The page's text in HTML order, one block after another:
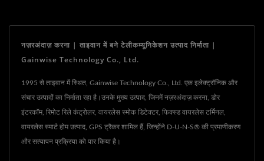
नज़रअंदाज़ करना | ताइवान में बने टेलीकम्यूनिकेशन उत्पाद निर्माता |
Gainwise Technology Co., Ltd.
1995 से ताइवान में स्थित, Gainwise Technology Co., Ltd. एक इलेक्ट्रॉनिक और
संचार उत्पादों का निर्माता रहा है।उनके मुख्य उत्पाद, जिनमें नज़रअंदाज़ करना, डोर
इंटरकॉम, रिमोट रिले कंट्रोलर, वायरलेस स्मोक डिटेक्टर, फिक्स्ड वायरलेस टर्मिनल,
वायरलेस स्मार्ट होम उत्पाद, GPS ट्रैकर शामिल हैं, जिन्होंने D-U-N-S® की प्रमाणीकरण
और सत्यापन प्रक्रिया को पार किया है।